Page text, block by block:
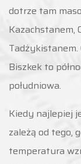
dotrze tam
Kazachstanem,
Tadżykistanem.
Biszkek to
południowa.
Kiedy najlepiej
zależą od tego,
temperatura